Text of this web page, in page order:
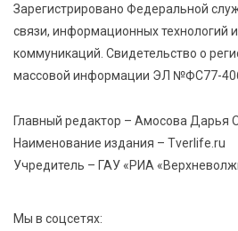
высокие зарплаты и как
6 Авг 2026 12:43 3756
компенсируют ипотеку
Зарегистрировано Федеральной
связи, информационных технологий
коммуникаций. Свидетельство о
массовой информации ЭЛ №ФС77-
Главный редактор – Амосова Дарья
Наименование издания – Tverlife.ru
Учредитель – ГАУ «РИА
Мы в соцсетях: